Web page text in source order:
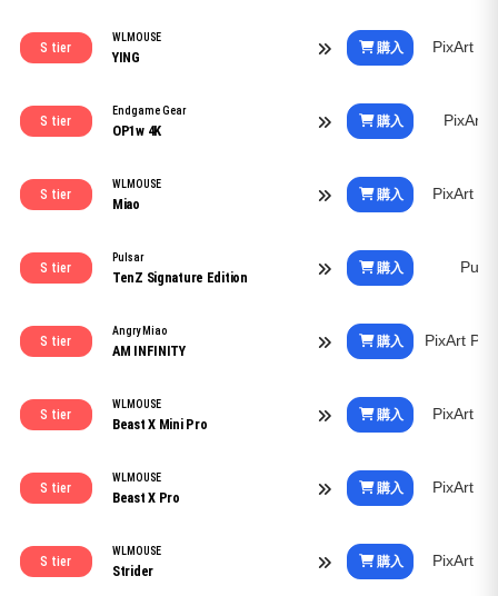
S tier
WLMOUSE
YING
購入 PixArt
S tier
Endgame Gear
OP1w 4K
購入 PixArt
S tier
WLMOUSE
Miao
購入 PixArt
S tier
Pulsar
TenZ Signature Edition
購入
S tier
Angry Miao
AM INFINITY
購入 PixArt
S tier
WLMOUSE
Beast X Mini Pro
購入 PixArt
S tier
WLMOUSE
Beast X Pro
購入 PixArt
S tier
WLMOUSE
Strider
購入 PixArt